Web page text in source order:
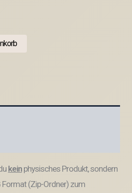
kein physisches Produkt, sondern
Format (Zip-Ordner) zum